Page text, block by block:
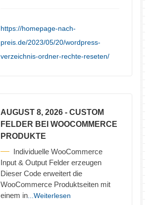
https://homepage-nach-
preis.de/2023/05/20/wordpress-
verzeichnis-ordner-rechte-reseten/
AUGUST 8, 2026 - CUSTOM
FELDER BEI WOOCOMMERCE
PRODUKTE
Individuelle WooCommerce
Input & Output Felder erzeugen
Dieser Code erweitert die
WooCommerce Produktseiten mit
einem in ...Weiterlesen